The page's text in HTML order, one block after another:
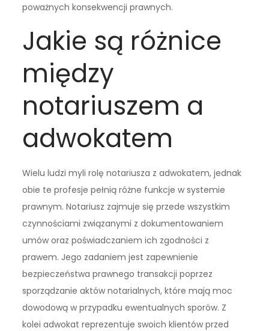
poważnych konsekwencji prawnych.
Jakie są różnice
między
notariuszem a
adwokatem
Wielu ludzi myli rolę notariusza z adwokatem, jednak
obie te profesje pełnią różne funkcje w systemie
prawnym. Notariusz zajmuje się przede wszystkim
czynnościami związanymi z dokumentowaniem
umów oraz poświadczaniem ich zgodności z
prawem. Jego zadaniem jest zapewnienie
bezpieczeństwa prawnego transakcji poprzez
sporządzanie aktów notarialnych, które mają moc
dowodową w przypadku ewentualnych sporów. Z
kolei adwokat reprezentuje swoich klientów przed